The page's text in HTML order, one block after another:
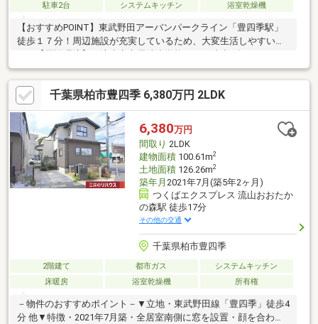
駐車2台 システムキッチン 浴室乾燥機
【おすすめPOINT】東武野田アーバンパークライン「豊四季駅」
徒歩１７分！周辺施設が充実しているため、大変生活しやすいで
ｍ） 流山市立八木中学校・・・徒歩20分（1598ｍ） ジャパン
ミート卸売市場流山店・・・徒歩10分（738ｍ） ベルクス新豊
四季店・・・徒歩18分（1440ｍ） セブンイレブン流山長崎小学
校前店・・・徒歩8分（608ｍ） 流山おおたかの森Ｓ・Ｃ・・・
車で8分（2400ｍ）
千葉県柏市豊四季 6,380万円 2LDK
6,380万円
間取り 2LDK
建物面積100.61m2
土地面積126.26m2
築年月 2021年7月(築5年2ヶ月)
つくばエクスプレス 流山おおたか
の森駅 徒歩17分
その他の交通
千葉県柏市豊四季
2階建て 都市ガス
システムキッチン
床暖房
浴室乾燥機 所有権
－物件のおすすめポイント－▼立地・東武野田線「豊四季」徒歩4
分 他▼特徴・2021年7月築・全居室南側に窓を設置・顔を合わせ